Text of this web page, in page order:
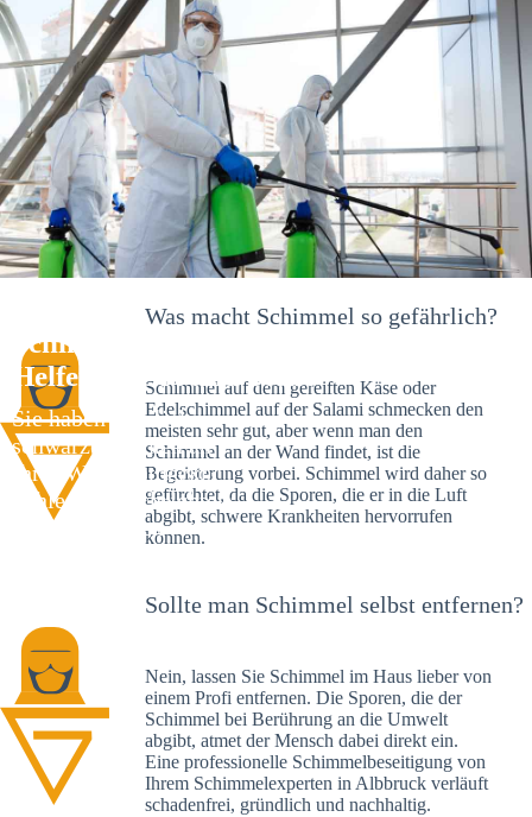
Schimmelexperte in Albbruck – Ihr
Helfer an Ort und Stelle
Sie haben kürzlich
schwarze Flecken an
Ihrer Wand entdeckt?
Schlechte Nachrichten:
Sie haben einen
Was macht Schimmel so gefährlich?
Schimmel auf dem gereiften Käse oder
Edelschimmel auf der Salami schmecken den
meisten sehr gut, aber wenn man den
Schimmel an der Wand findet, ist die
Begeisterung vorbei. Schimmel wird daher so
gefürchtet, da die Sporen, die er in die Luft
abgibt, schwere Krankheiten hervorrufen
können.
Sollte man Schimmel selbst entfernen?
Nein, lassen Sie Schimmel im Haus lieber von
einem Profi entfernen. Die Sporen, die der
Schimmel bei Berührung an die Umwelt
abgibt, atmet der Mensch dabei direkt ein.
Eine professionelle Schimmelbeseitigung von
Ihrem Schimmelexperten in Albbruck verläuft
schadenfrei, gründlich und nachhaltig.